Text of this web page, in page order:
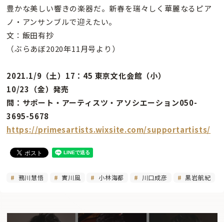
豊かな美しい響きの楽器だ。新春を瑞々しく華麗なるピア
ノ・アンサンブルで迎えたい。
文：飯田有抄
（ぶらあぼ2020年11月号より）
2021.1/9（土）17：45 東京文化会館（小）
10/23（金）発売
問：サポート・アーティスツ・アソシエーション050-
3695-5678
https://primesartists.wixsite.com/supportartists/
務川慧悟 實川風 小林海都 川口成彦 黒岩航紀